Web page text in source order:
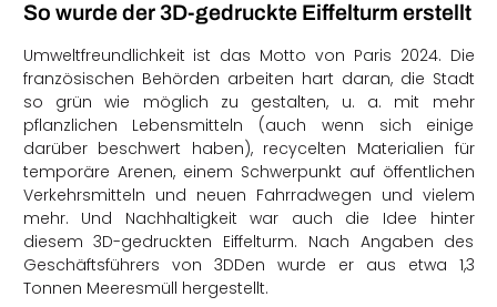
So wurde der 3D-gedruckte Eiffelturm erstellt
Umweltfreundlichkeit ist das Motto von Paris 2024. Die
französischen Behörden arbeiten hart daran, die Stadt
so grün wie möglich zu gestalten, u. a. mit mehr
pflanzlichen Lebensmitteln (auch wenn sich einige
darüber beschwert haben), recycelten Materialien für
temporäre Arenen, einem Schwerpunkt auf öffentlichen
Verkehrsmitteln und neuen Fahrradwegen und vielem
mehr. Und Nachhaltigkeit war auch die Idee hinter
diesem 3D-gedruckten Eiffelturm. Nach Angaben des
Geschäftsführers von 3DDen wurde er aus etwa 1,3
Tonnen Meeresmüll hergestellt.